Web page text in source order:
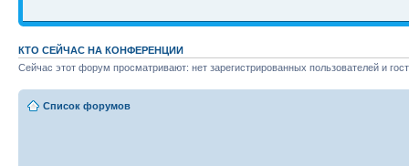
КТО СЕЙЧАС НА КОНФЕРЕНЦИИ
Сейчас этот форум просматривают: нет зарегистрированных пользователей и
Список форумов